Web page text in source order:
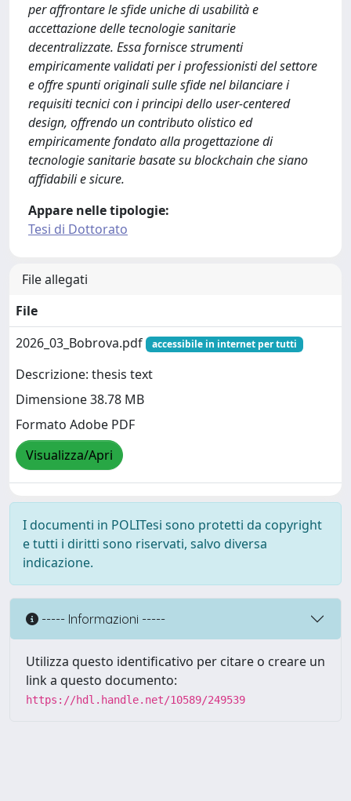
per affrontare le sfide uniche di usabilità e
accettazione delle tecnologie sanitarie
decentralizzate. Essa fornisce strumenti
empiricamente validati per i professionisti del settore
e offre spunti originali sulle sfide nel bilanciare i
requisiti tecnici con i principi dello user-centered
design, offrendo un contributo olistico ed
empiricamente fondato alla progettazione di
tecnologie sanitarie basate su blockchain che siano
affidabili e sicure.
Appare nelle tipologie:
Tesi di Dottorato
File allegati
File
2026_03_Bobrova.pdf
accessibile in internet per tutti
Descrizione: thesis text
Dimensione 38.78 MB
Formato Adobe PDF
Visualizza/Apri
I documenti in POLITesi sono protetti da copyright
e tutti i diritti sono riservati, salvo diversa
indicazione.
----- Informazioni -----
Utilizza questo identificativo per citare o creare un
link a questo documento:
https://hdl.handle.net/10589/249539